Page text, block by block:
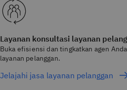
Layanan konsultasi layanan
Buka efisiensi dan tingkatkan agen
layanan pelanggan.
Jelajahi jasa layanan pelanggan